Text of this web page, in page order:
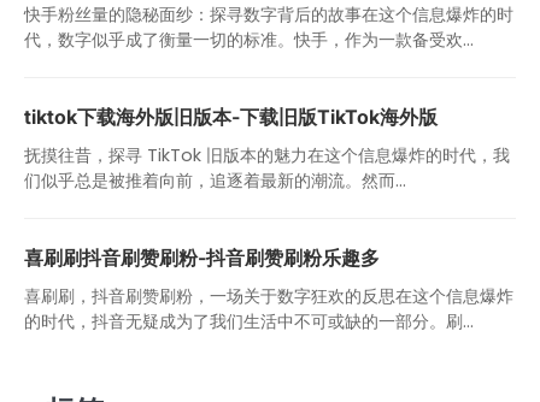
快手粉丝量的隐秘面纱：探寻数字背后的故事在这个信息爆炸的时
代，数字似乎成了衡量一切的标准。快手，作为一款备受欢...
tiktok下载海外版旧版本-下载旧版TikTok海外版
抚摸往昔，探寻 TikTok 旧版本的魅力在这个信息爆炸的时代，我
们似乎总是被推着向前，追逐着最新的潮流。然而...
喜刷刷抖音刷赞刷粉-抖音刷赞刷粉乐趣多
喜刷刷，抖音刷赞刷粉，一场关于数字狂欢的反思在这个信息爆炸
的时代，抖音无疑成为了我们生活中不可或缺的一部分。刷...